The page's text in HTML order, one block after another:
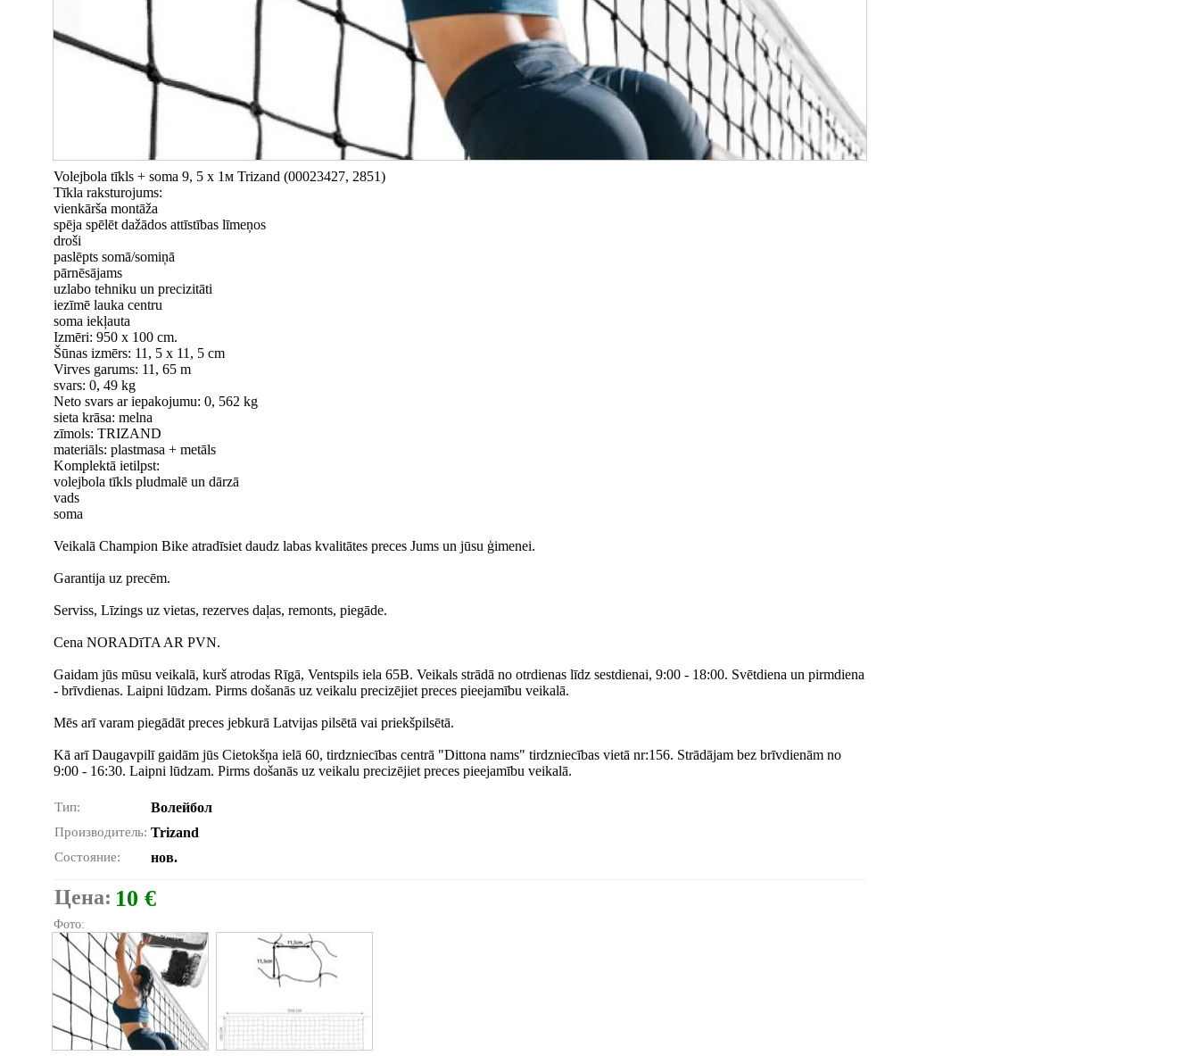
Volejbola tīkls + soma 9, 5 х 1м Trizand (00023427, 2851)
Tīkla raksturojums:
vienkārša montāža
spēja spēlēt dažādos attīstības līmeņos
droši
paslēpts somā/somiņā
pārnēsājams
uzlabo tehniku un precizitāti
iezīmē lauka centru
soma iekļauta
Izmēri: 950 x 100 cm.
Šūnas izmērs: 11, 5 x 11, 5 cm
Virves garums: 11, 65 m
svars: 0, 49 kg
Neto svars ar iepakojumu: 0, 562 kg
sieta krāsa: melna
zīmols: TRIZAND
materiāls: plastmasa + metāls
Komplektā ietilpst:
volejbola tīkls pludmalē un dārzā
vads
soma
Veikalā Champion Bike atradīsiet daudz labas kvalitātes preces Jums un jūsu ģimenei.
Garantija uz precēm.
Serviss, Līzings uz vietas, rezerves daļas, remonts, piegāde.
Cena NORADīTA AR PVN.
Gaidam jūs mūsu veikalā, kurš atrodas Rīgā, Ventspils iela 65B. Veikals strādā no otrdienas līdz sestdienai, 9:00 - 18:00. Svētdiena un pirmdiena
- brīvdienas. Laipni lūdzam. Pirms došanās uz veikalu precizējiet preces pieejamību veikalā.
Mēs arī varam piegādāt preces jebkurā Latvijas pilsētā vai priekšpilsētā.
Kā arī Daugavpilī gaidām jūs Cietokšņa ielā 60, tirdzniecības centrā "Dittona nams" tirdzniecības vietā nr:156. Strādājam bez brīvdienām no
9:00 - 16:30. Laipni lūdzam. Pirms došanās uz veikalu precizējiet preces pieejamību veikalā.
Тип: Волейбол
Производитель: Trizand
Состояние: нов.
Цена: 10 €
Фото: